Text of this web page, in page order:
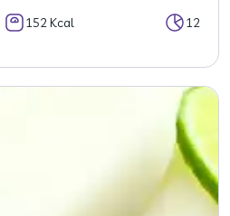
152 Kcal 12